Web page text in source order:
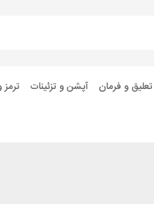
تعلیق و فرمان آپشن و تزئینات